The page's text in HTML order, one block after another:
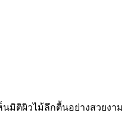
มิติผิวไม้ลึกตื้นอย่างสวยงาม